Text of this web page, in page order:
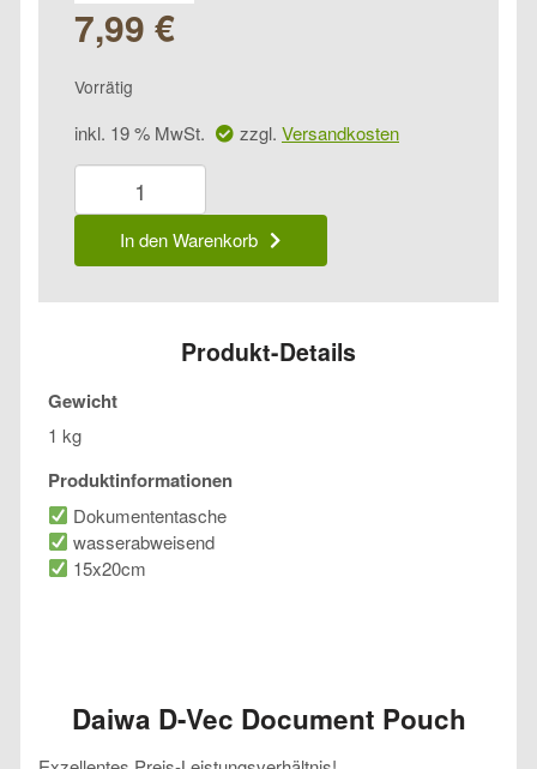
Daiwa D-Vec Document Pouch
7,99 €
Vorrätig
inkl. 19 % MwSt. zzgl. Versandkosten
Daiwa
Vec
Document
Pouch
In den Warenkorb
Produkt-Details
Gewicht
1 kg
Produktinformationen
Dokumententasche
wasserabweisend
15x20cm